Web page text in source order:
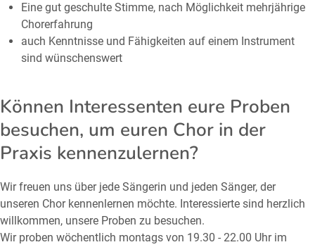
Eine gut geschulte Stimme, nach Möglichkeit mehrjährige
Chorerfahrung
auch Kenntnisse und Fähigkeiten auf einem Instrument
sind wünschenswert
Können Interessenten eure Proben
besuchen, um euren Chor in der
Praxis kennenzulernen?
Wir freuen uns über jede Sängerin und jeden Sänger, der
unseren Chor kennenlernen möchte. Interessierte sind herzlich
willkommen, unsere Proben zu besuchen.
Wir proben wöchentlich montags von 19.30 - 22.00 Uhr im